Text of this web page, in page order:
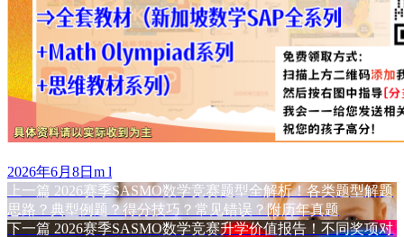
发
布
于
2026年6月8日 作
者
m l
文
章
上一篇 上
篇
文
2026赛季SASMO数学竞赛题型全解析！各类题型解题
思路？典型例题？得分技巧？常见错误？附历年真题
下一篇 下
2026赛季SASMO数学竞赛升学价值报告！不同奖项对